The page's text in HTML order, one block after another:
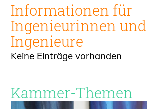
Informationen für
Ingenieurinnen und
Ingenieure
Keine Einträge vorhanden
Kammer-Themen